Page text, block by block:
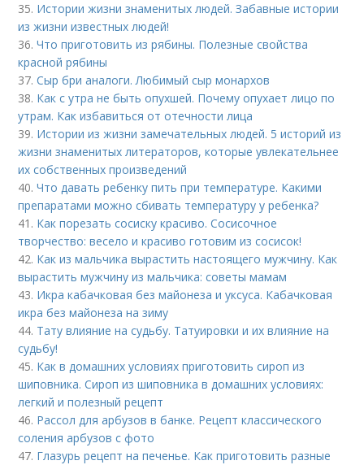
35. Истории жизни знаменитых людей. Забавные истории
из жизни известных людей!
36.Что приготовить из рябины. Полезные свойства
красной рябины
37.Сыр бри аналоги. Любимый сыр монархов
38. Как с утра не быть опухшей. Почему опухает лицо по
утрам. Как избавиться от отечности лица
39. Истории из жизни замечательных людей. 5 историй из
жизни знаменитых литераторов, которые увлекательнее
их собственных произведений
40.Что давать ребенку пить при температуре. Какими
препаратами можно сбивать температуру у ребенка?
41. Как порезать сосиску красиво. Сосисочное
творчество: весело и красиво готовим из сосисок!
42. Как из мальчика вырастить настоящего мужчину. Как
вырастить мужчину из мальчика: советы мамам
43. Икра кабачковая без майонеза и уксуса. Кабачковая
икра без майонеза на зиму
44. Тату влияние на судьбу. Татуировки и их влияние на
судьбу!
45. Как в домашних условиях приготовить сироп из
шиповника. Сироп из шиповника в домашних условиях:
легкий и полезный рецепт
46. Рассол для арбузов в банке. Рецепт классического
соления арбузов с фото
47. Глазурь рецепт на печенье. Как приготовить разные